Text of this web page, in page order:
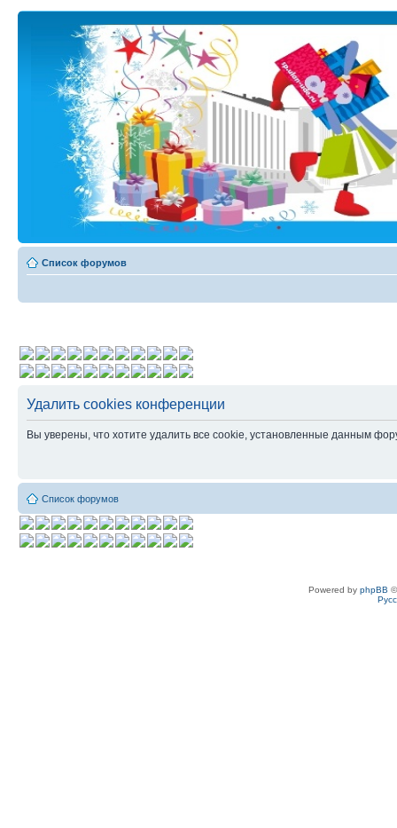
Список форумов
Удалить cookies конференции
Вы уверены, что хотите удалить все cookie, установленные данным
Список форумов
Powered by phpBB